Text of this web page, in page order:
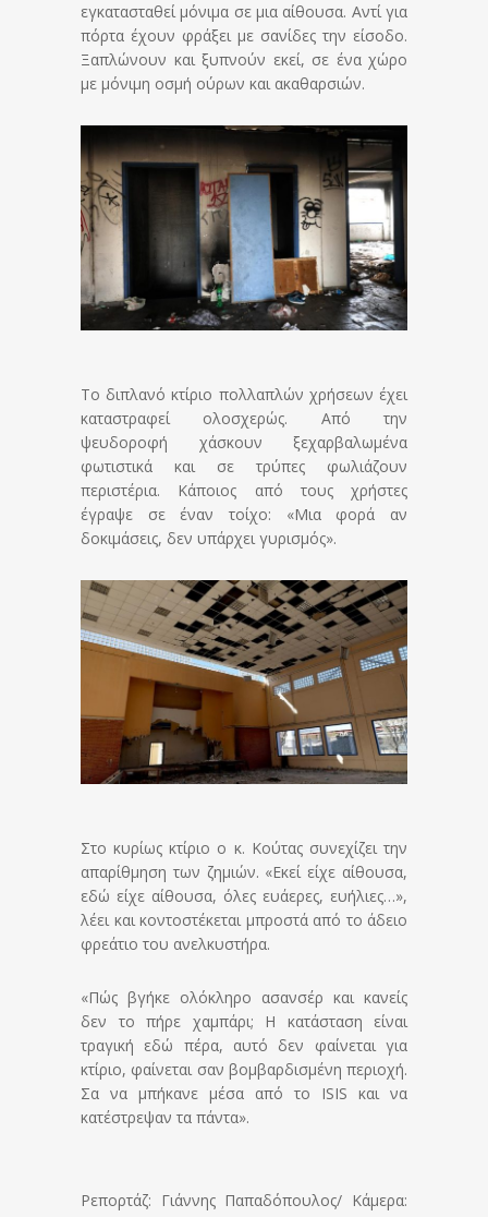
εγκατασταθεί μόνιμα σε μια αίθουσα. Αντί για
πόρτα έχουν φράξει με σανίδες την είσοδο.
Ξαπλώνουν και ξυπνούν εκεί, σε ένα χώρο
με μόνιμη οσμή ούρων και ακαθαρσιών.
Το διπλανό κτίριο πολλαπλών χρήσεων έχει
καταστραφεί ολοσχερώς. Από την
ψευδοροφή χάσκουν ξεχαρβαλωμένα
φωτιστικά και σε τρύπες φωλιάζουν
περιστέρια. Κάποιος από τους χρήστες
έγραψε σε έναν τοίχο: «Μια φορά αν
δοκιμάσεις, δεν υπάρχει γυρισμός».
Στο κυρίως κτίριο ο κ. Κούτας συνεχίζει την
απαρίθμηση των ζημιών. «Εκεί είχε αίθουσα,
εδώ είχε αίθουσα, όλες ευάερες, ευήλιες…»,
λέει και κοντοστέκεται μπροστά από το άδειο
φρεάτιο του ανελκυστήρα.
«Πώς βγήκε ολόκληρο ασανσέρ και κανείς
δεν το πήρε χαμπάρι; Η κατάσταση είναι
τραγική εδώ πέρα, αυτό δεν φαίνεται για
κτίριο, φαίνεται σαν βομβαρδισμένη περιοχή.
Σα να μπήκανε μέσα από το ISIS και να
κατέστρεψαν τα πάντα».
Ρεπορτάζ: Γιάννης Παπαδόπουλος/ Κάμερα: